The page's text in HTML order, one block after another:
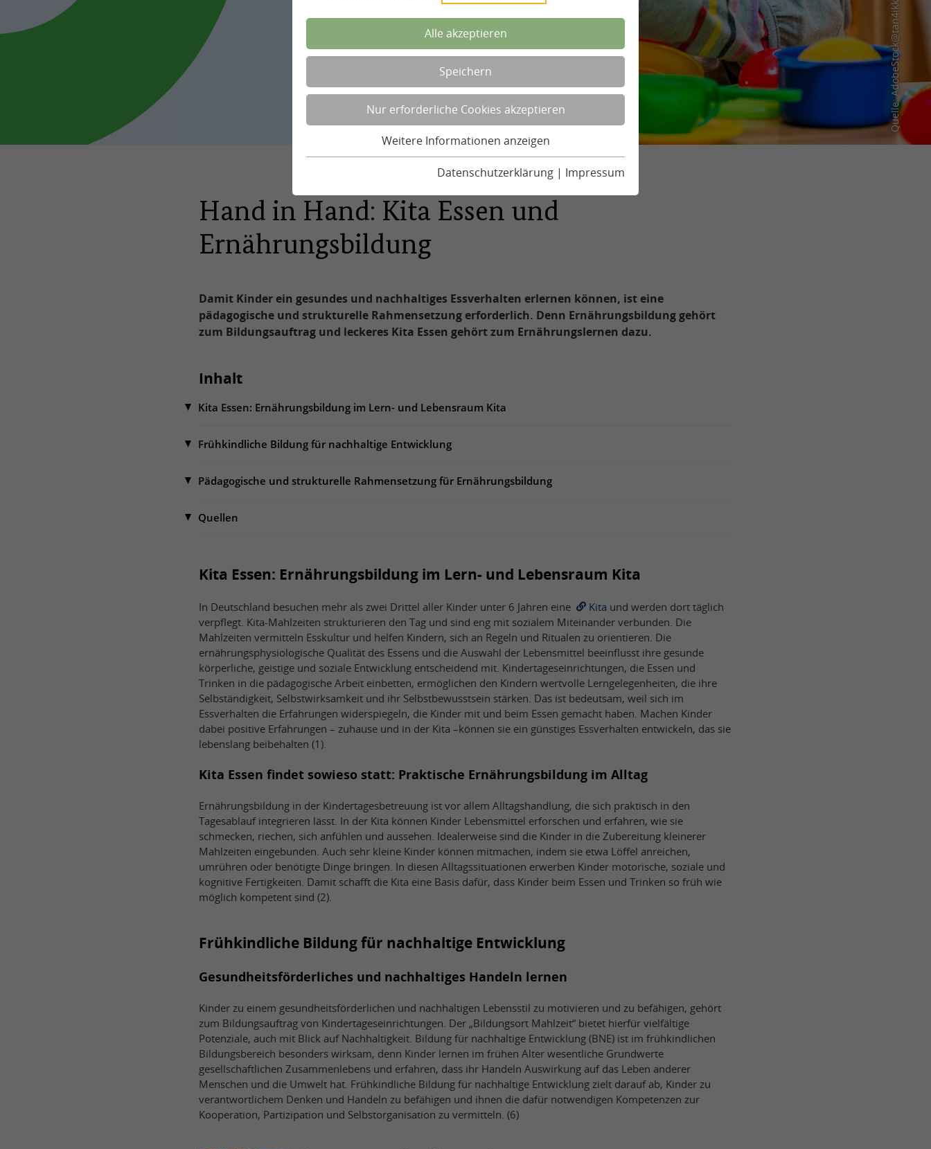
Alle akzeptieren
Speichern
Nur erforderliche Cookies akzeptieren
Weitere Informationen anzeigen
Datenschutzerklärung | Impressum
Quelle: AdobeStock@tan4ikk
Hand in Hand: Kita Essen und
Ernährungsbildung
Damit Kinder ein gesundes und nachhaltiges Essverhalten erlernen können, ist eine
pädagogische und strukturelle Rahmensetzung erforderlich. Denn Ernährungsbildung gehört
zum Bildungsauftrag und leckeres Kita Essen gehört zum Ernährungslernen dazu.
Inhalt
Kita Essen: Ernährungsbildung im Lern- und Lebensraum Kita
Frühkindliche Bildung für nachhaltige Entwicklung
Pädagogische und strukturelle Rahmensetzung für Ernährungsbildung
Quellen
Kita Essen: Ernährungsbildung im Lern- und Lebensraum Kita
In Deutschland besuchen mehr als zwei Drittel aller Kinder unter 6 Jahren eine Kita und werden dort täglich
verpflegt. Kita-Mahlzeiten strukturieren den Tag und sind eng mit sozialem Miteinander verbunden. Die
Mahlzeiten vermitteln Esskultur und helfen Kindern, sich an Regeln und Ritualen zu orientieren. Die
ernährungsphysiologische Qualität des Essens und die Auswahl der Lebensmittel beeinflusst ihre gesunde
körperliche, geistige und soziale Entwicklung entscheidend mit. Kindertageseinrichtungen, die Essen und
Trinken in die pädagogische Arbeit einbetten, ermöglichen den Kindern wertvolle Lerngelegenheiten, die ihre
Selbständigkeit, Selbstwirksamkeit und ihr Selbstbewusstsein stärken. Das ist bedeutsam, weil sich im
Essverhalten die Erfahrungen widerspiegeln, die Kinder mit und beim Essen gemacht haben. Machen Kinder
dabei positive Erfahrungen – zuhause und in der Kita –können sie ein günstiges Essverhalten entwickeln, das sie
lebenslang beibehalten (1).
Kita Essen findet sowieso statt: Praktische Ernährungsbildung im Alltag
Ernährungsbildung in der Kindertagesbetreuung ist vor allem Alltagshandlung, die sich praktisch in den
Tagesablauf integrieren lässt. In der Kita können Kinder Lebensmittel erforschen und erfahren, wie sie
schmecken, riechen, sich anfühlen und aussehen. Idealerweise sind die Kinder in die Zubereitung kleinerer
Mahlzeiten eingebunden. Auch sehr kleine Kinder können mitmachen, indem sie etwa Löffel anreichen,
umrühren oder benötigte Dinge bringen. In diesen Alltagssituationen erwerben Kinder motorische, soziale und
kognitive Fertigkeiten. Damit schafft die Kita eine Basis dafür, dass Kinder beim Essen und Trinken so früh wie
möglich kompetent sind (2).
Frühkindliche Bildung für nachhaltige Entwicklung
Gesundheitsförderliches und nachhaltiges Handeln lernen
Kinder zu einem gesundheitsförderlichen und nachhaltigen Lebensstil zu motivieren und zu befähigen, gehört
zum Bildungsauftrag von Kindertageseinrichtungen. Der „Bildungsort Mahlzeit“ bietet hierfür vielfältige
Potenziale, auch mit Blick auf Nachhaltigkeit. Bildung für nachhaltige Entwicklung (BNE) ist im frühkindlichen
Bildungsbereich besonders wirksam, denn Kinder lernen im frühen Alter wesentliche Grundwerte
gesellschaftlichen Zusammenlebens und erfahren, dass ihr Handeln Auswirkung auf das Leben anderer
Menschen und die Umwelt hat. Frühkindliche Bildung für nachhaltige Entwicklung zielt darauf ab, Kinder zu
verantwortlichem Denken und Handeln zu befähigen und ihnen die dafür notwendigen Kompetenzen zur
Kooperation, Partizipation und Selbstorganisation zu vermitteln. (6)